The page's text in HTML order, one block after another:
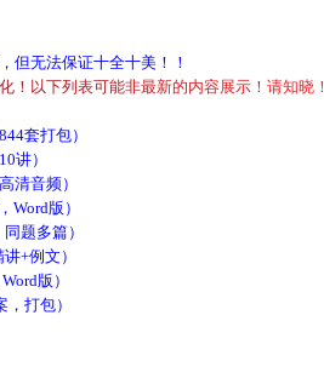
但无法保证十全十美！！
化 ！ 以下列 表可能非最新的内容展示 ！ 请知晓 ！
套打包）
讲）
清音频）
版）
题多篇）
+例文）
版）
打包）